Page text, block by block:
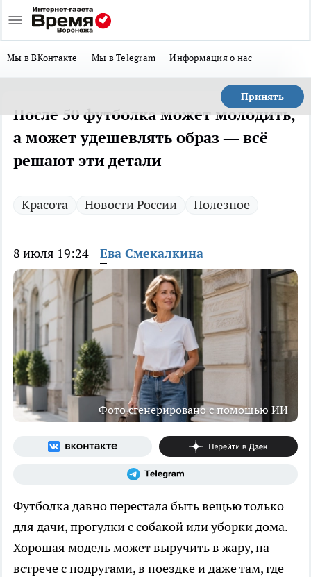
Мы в ВКонтакте Мы в Telegram Информация о нас
Принять
После 50 футболка может молодить,
а может удешевлять образ — всё
решают эти детали
Красота Новости России Полезное
8 июля 19:24 Ева Смекалкина
Фото сгенерировано с помощью ИИ
Футболка давно перестала быть вещью только
для дачи, прогулки с собакой или уборки дома.
Хорошая модель может выручить в жару, на
встрече с подругами, в поездке и даже там, где